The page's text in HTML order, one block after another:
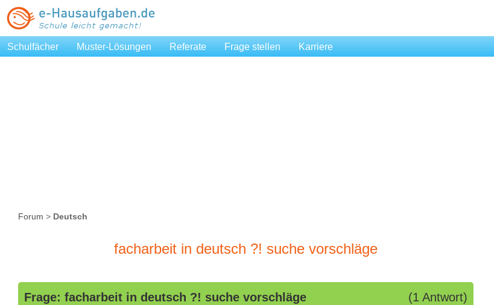
Schulfächer Muster-Lösungen Referate Frage stellen Karriere
Forum > Deutsch
facharbeit in deutsch ?! suche vorschläge
Frage: facharbeit in deutsch ?! suche vorschläge (1 Antwort)